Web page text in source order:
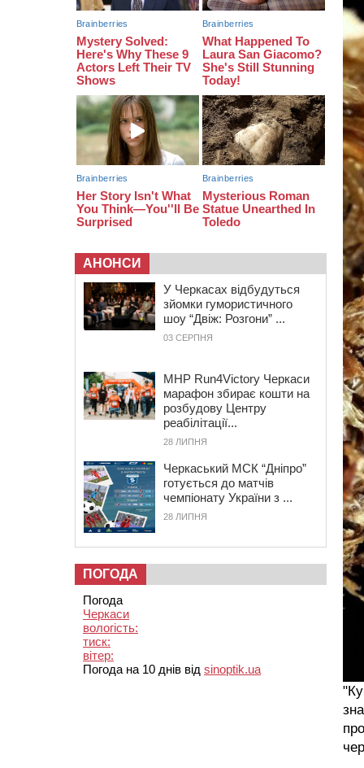
до школи: як оформити “Пакунок
школяра”
04 СЕРПНЯ 2026, ВІВТОРОК
20:54 На Черкащині очікують пік спеки
АНОНСИ
У Черкасах відбудуться
зйомки гумористичного
шоу “Двіж: Розгони” ...
03 СЕРПНЯ
MHP Run4Victory Черкаси
марафон збирає кошти на
розбудову Центру
реабілітації...
28 ЛИПНЯ
Черкаський МСК “Дніпро”
готується до матчів
чемпіонату України з ...
28 ЛИПНЯ
ПОГОДА
Погода
Черкаси
вологість:
тиск:
вітер:
Погода на 10 днів від sinoptik.ua